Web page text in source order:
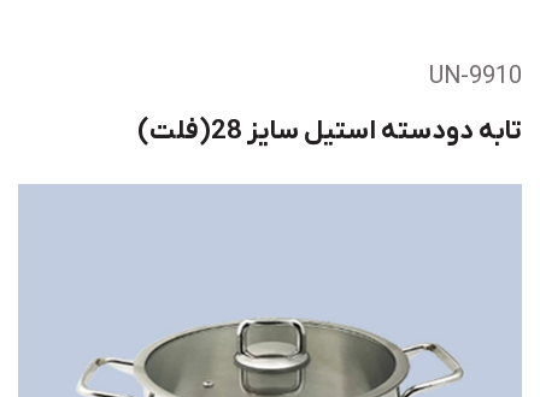
UN-9910
تابه دودسته استیل سایز 28(فلت)